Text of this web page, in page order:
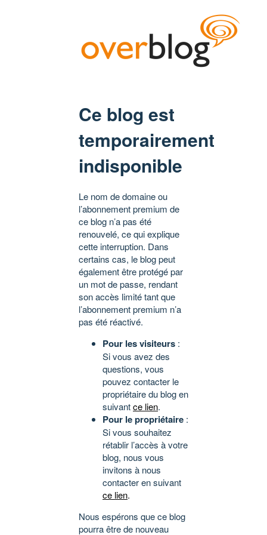
Ce blog est
temporairement
indisponible
Le nom de domaine ou
l’abonnement premium de
ce blog n’a pas été
renouvelé, ce qui explique
cette interruption. Dans
certains cas, le blog peut
également être protégé par
un mot de passe, rendant
son accès limité tant que
l’abonnement premium n’a
pas été réactivé.
Pour les visiteurs :
Si vous avez des
questions, vous
pouvez contacter le
propriétaire du blog en
suivantce lien.
Pour le propriétaire :
Si vous souhaitez
rétablir l’accès à votre
blog, nous vous
invitons à nous
contacter en suivant
ce lien.
Nous espérons que ce blog
pourra être de nouveau